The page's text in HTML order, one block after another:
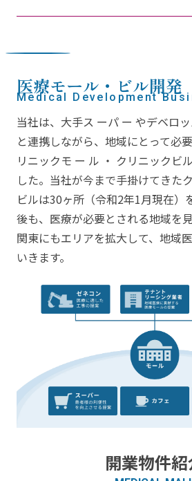
医療モール・ビル開発
Medical Development
当社は、大手ス ーパ ー やデベロ
と連携しながら、地域にとって必
リニックモ ー ル ・ クリニックビ
した。当社が今まで手掛けてきた
ビルは30ヶ所（令和2年1月現在）
後も、医療が必要とされる地域を
関東にもエリアを拡大して、地域
いきます。
開業物件